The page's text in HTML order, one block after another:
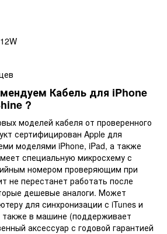
Кабель для iPhone
?
моделей кабеля от проверенного
сертифицирован Apple для
моделями iPhone, iPad, а также
специальную микросхему с
номером проверяющим при
не перестанет работать после
дешевые аналоги. Может
для синхронизации с iTunes и
также в машине (поддерживает
аксессуар с годовой гарантией